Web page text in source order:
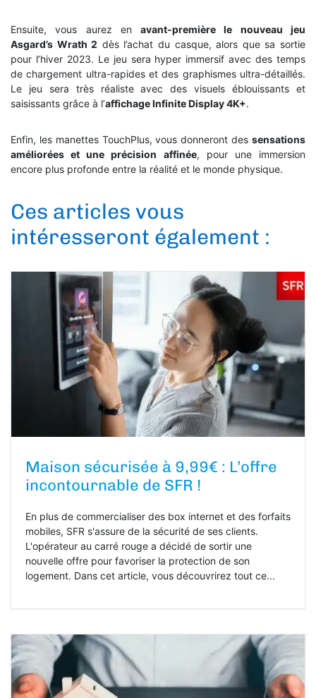
Ensuite, vous aurez enavant-première le nouveau jeu
Asgard’s Wrath 2 dès l’achat du casque, alors que sa sortie
pour l’hiver 2023. Le jeu sera hyper immersif avec des temps
de chargement ultra-rapides et des graphismes ultra-détaillés.
Le jeu sera très réaliste avec des visuels éblouissants et
saisissants grâce à l’affichage Infinite Display 4K+.
Enfin, les manettes TouchPlus, vous donneront des sensations
améliorées et une précision affinée, pour une immersion
encore plus profonde entre la réalité et le monde physique.
Ces articles vous
intéresseront également :
Maison sécurisée à 9,99€ : L’offre
incontournable de SFR !
En plus de commercialiser des box internet et des forfaits
mobiles, SFR s'assure de la sécurité de ses clients.
L'opérateur au carré rouge a décidé de sortir une
nouvelle offre pour favoriser la protection de son
logement. Dans cet article, vous découvrirez tout ce...